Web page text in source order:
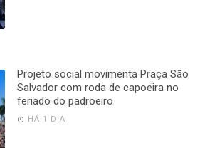
Projeto social movimenta Praça São
Salvador com roda de capoeira no
feriado do padroeiro
HÁ 1 DIA